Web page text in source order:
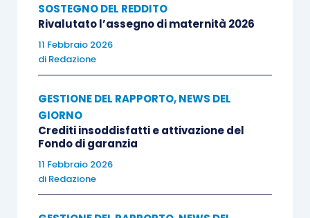
SOSTEGNO DEL REDDITO
Rivalutato l’assegno di maternità 2026
11 Febbraio 2026
di Redazione
GESTIONE DEL RAPPORTO,NEWS DEL
GIORNO
Crediti insoddisfatti e attivazione del
Fondo di garanzia
11 Febbraio 2026
di Redazione